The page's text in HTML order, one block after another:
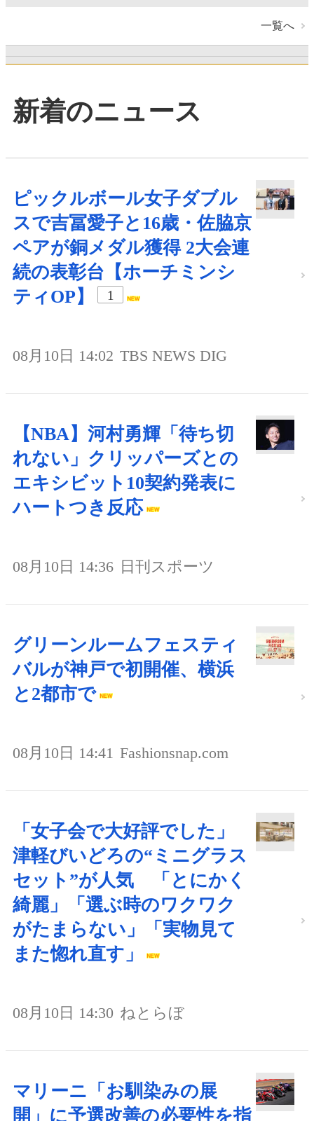
一覧へ
新着のニュース
ピックルボール女子ダブル
スで吉冨愛子と16歳・佐脇京
ペアが銅メダル獲得 2大会連
続の表彰台【ホーチミンシ
ティOP】
1
08月10日 14:02 TBS NEWS DIG
【NBA】河村勇輝「待ち切
れない」クリッパーズとの
エキシビット10契約発表に
ハートつき反応
08月10日 14:36 日刊スポーツ
グリーンルームフェスティ
バルが神戸で初開催、横浜
と2都市で
08月10日 14:41 Fashionsnap.com
「女子会で大好評でした」
津軽びいどろの“ミニグラス
セット”が人気 「とにかく
綺麗」「選ぶ時のワクワク
がたまらない」「実物見て
また惚れ直す」
08月10日 14:30 ねとらぼ
マリーニ「お馴染みの展
開」に予選改善の必要性を指